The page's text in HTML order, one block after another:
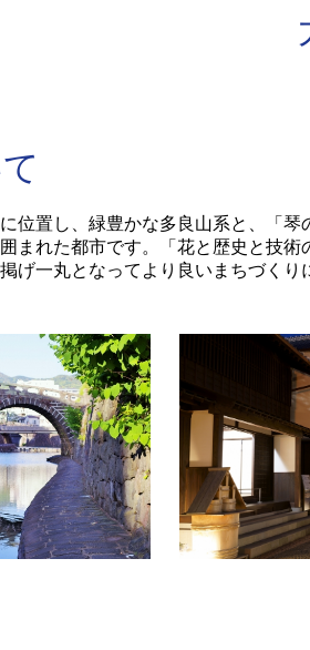
位置し、緑豊かな多良山系と、「琴
まれた都市です。「花と歴史と技術
げ一丸となってより良いまちづく